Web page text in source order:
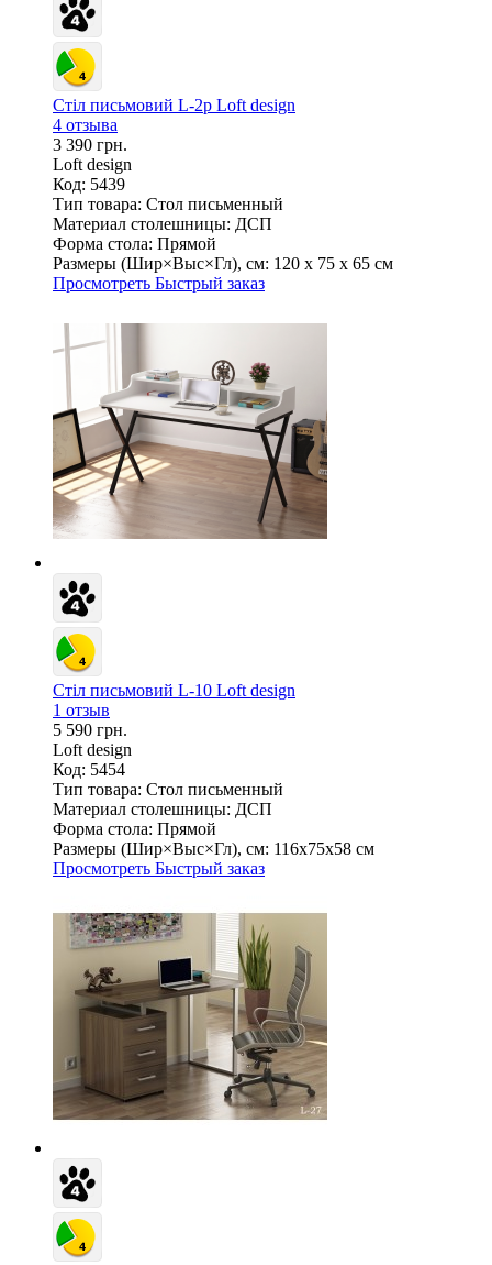
Стіл письмовий L-2p Loft design
4 отзыва
3 390 грн.
Loft design
Код: 5439
Тип товара: Стол письменный
Материал столешницы: ДСП
Форма стола: Прямой
Размеры (Шир×Выс×Гл), см: 120 х 75 х 65 см
Просмотреть Быстрый заказ
Стіл письмовий L-10 Loft design
1 отзыв
5 590 грн.
Loft design
Код: 5454
Тип товара: Стол письменный
Материал столешницы: ДСП
Форма стола: Прямой
Размеры (Шир×Выс×Гл), см: 116х75х58 см
Просмотреть Быстрый заказ